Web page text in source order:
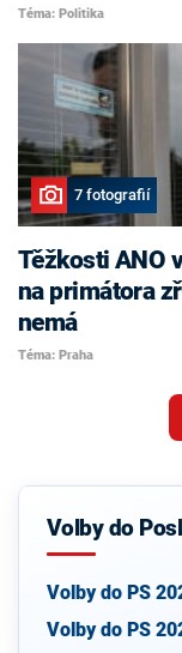
Téma: Politika
7 fotografií
Těžkosti ANO
na primátora
nemá
Téma: Praha
Volby do
Volby do PS
Volby do PS